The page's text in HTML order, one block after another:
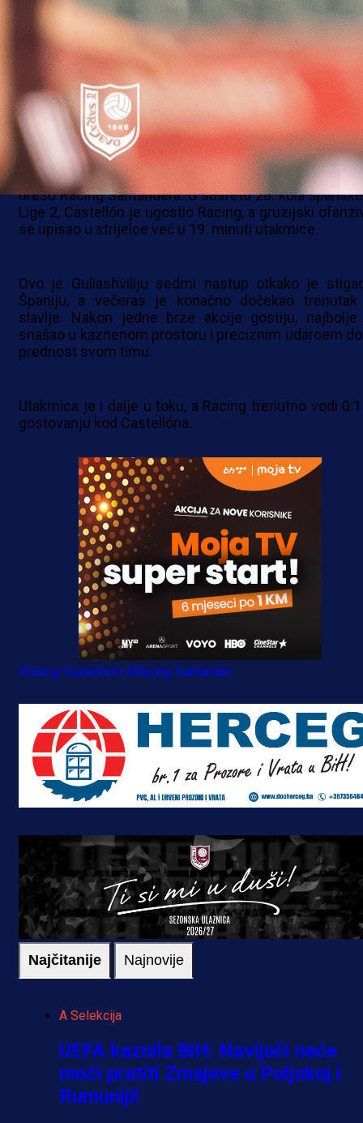
BIVŠI IGRAČ SARAJEVA
Giorgi Guliashvili stigao je do svog prvog
dresu Racing Santandera. U susretu 28. kola
Lige 2, Castellón je ugostio Racing, a gruzijski
se upisao u strijelce već u 19. minuti utakmice.
Ovo je Guliashviliju sedmi nastup otkako je
Španiju, a večeras je konačno dočekao
slavlje. Nakon jedne brze akcije gostiju,
snašao u kaznenom prostoru i preciznim udarcem
prednost svom timu.
Utakmica je i dalje u toku, a Racing trenutno vodi
gostovanju kod Castellóna.
#Giorgi Guliashvili #Racing Santander
Najčitanije Najnovije
A Selekcija
UEFA kaznila BiH: Navijači neće
moći pratiti Zmajeve u Poljskoj i
Rumuniji!